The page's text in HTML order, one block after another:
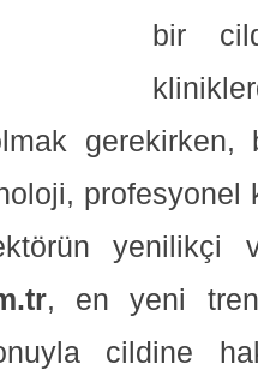
bir
gerekirken,
profesyonel
, en yeni
cildine